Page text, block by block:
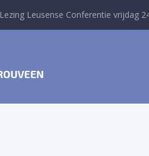
Lezing Leusense Conferentie vrijdag